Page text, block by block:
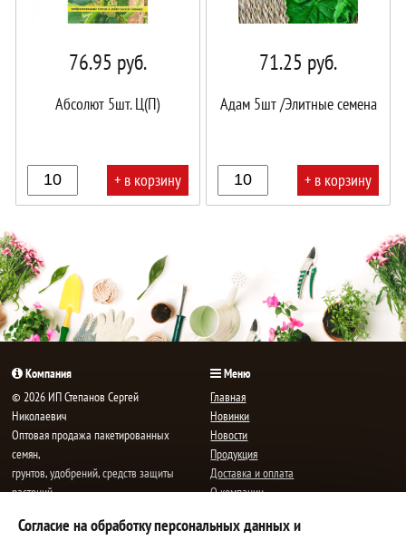
76.95 руб.
Абсолют 5шт. Ц(П)
+ в корзину
корзине!
71.25 руб.
Адам 5шт /Элитные семена
+ в корзину
Согласие на обработку персональных данных и
Компания
© 2026 ИП Степанов Сергей
Николаевич
Oптовая продажа пакетированных
семян,
грунтов, удобрений, средств защиты
растений.
Меню
Главная
Новинки
Новости
Продукция
Доставка и оплата
О компании
Контакты